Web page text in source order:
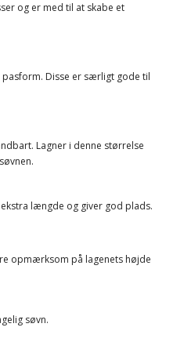
og er med til at skabe et
Disse er særligt gode til
Lagner i denne størrelse
længde og giver god plads.
opmærksom på lagenets højde
søvn.